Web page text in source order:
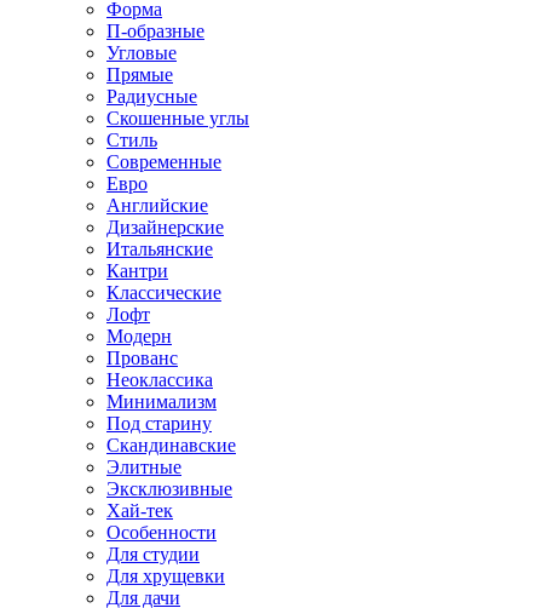
Форма
П-образные
Угловые
Прямые
Радиусные
Скошенные углы
Стиль
Современные
Евро
Английские
Дизайнерские
Итальянские
Кантри
Классические
Лофт
Модерн
Прованс
Неоклассика
Минимализм
Под старину
Скандинавские
Элитные
Эксклюзивные
Хай-тек
Особенности
Для студии
Для хрущевки
Для дачи